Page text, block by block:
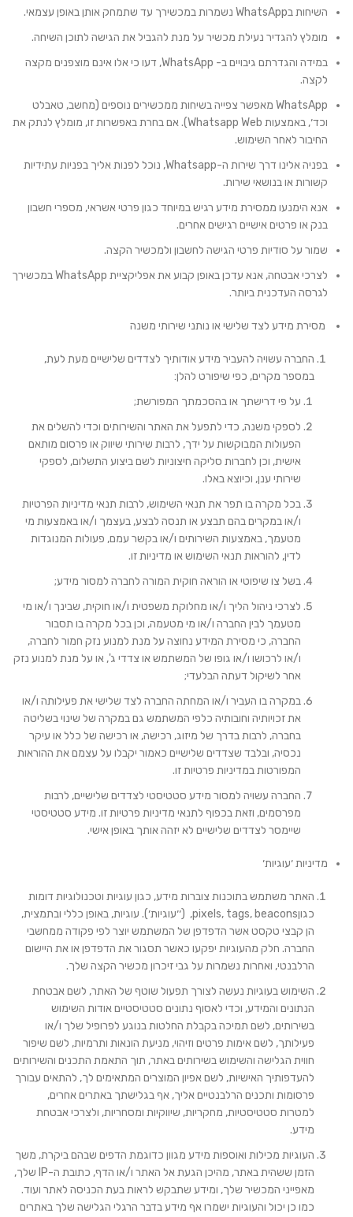
השיחות בWhatsApp נשמרות במכשירך עד שתמחק אותן באופן עצמאי.
מומלץ להגדיר נעילת מכשיר על מנת להגביל את הגישה לתוכן השיחה.
במידה והגדרתם גיבויים ב- WhatsApp, דעו כי אלו אינם מוצפנים מקצה
לקצה.
WhatsApp מאפשר צפייה בשיחות ממכשירים נוספים (מחשב, טאבלט
וכד׳, באמצעות Whatsapp Web). אם בחרת באפשרות זו, מומלץ לנתק את
החיבור לאחר השימוש.
בפניה אלינו דרך שירות ה-Whatsapp, נוכל לפנות אליך בפניות עתידיות
קשורות או בנושאי שירות.
אנא הימנעו ממסירת מידע רגיש במיוחד כגון פרטי אשראי, מספרי חשבון
בנק או פרטים אישיים רגישים אחרים.
שמור על סודיות פרטי הגישה לחשבון ולמכשיר הקצה.
לצרכי אבטחה, אנא עדכן באופן קבוע את אפליקציית WhatsApp במכשירך
לגרסה העדכנית ביותר.
מסירת מידע לצד שלישי או נותני שירותי משנה
החברה עשויה להעביר מידע אודותיך לצדדים שלישיים מעת לעת,
במספר מקרים, כפי שיפורט להלן:
על פי דרישתך או בהסכמתך המפורשת;
לספקי משנה, כדי לתפעל את האתר והשירותים וכדי להשלים את
הפעולות המבוקשות על ידך, לרבות שירותי שיווק או פרסום מותאם
אישית, וכן לחברות סליקה חיצוניות לשם ביצוע התשלום, לספקי
שירותי ענן, וכיוצא באלו.
בכל מקרה בו תפר את תנאי השימוש, לרבות תנאי מדיניות הפרטיות
ו/או במקרים בהם תבצע או תנסה לבצע, בעצמך ו/או באמצעות מי
מטעמך, באמצעות השירותים ו/או בקשר עמם, פעולות המנוגדות
לדין, להוראות תנאי השימוש או מדיניות זו.
בשל צו שיפוטי או הוראה חוקית המורה לחברה למסור מידע;
לצרכי ניהול הליך ו/או מחלוקת משפטית ו/או חוקית, שבינך ו/או מי
מטעמך לבין החברה ו/או מי מטעמה, וכן בכל מקרה בו תסבור
החברה, כי מסירת המידע נחוצה על מנת למנוע נזק חמור לחברה,
ו/או לרכושו ו/או גופו של המשתמש או צדדי ג', או על מנת למנוע נזק
אחר לשיקול דעתה הבלעדי;
במקרה בו העביר ו/או המחתה החברה לצד שלישי את פעילותה ו/או
את זכויותיה וחובותיה כלפי המשתמש גם במקרה של שינוי בשליטה
בחברה, לרבות בדרך של מיזוג, רכישה, או רכישה של כלל או עיקר
נכסיה, ובלבד שצדדים שלישיים כאמור יקבלו על עצמם את ההוראות
המפורטות במדיניות פרטיות זו.
החברה עשויה למסור מידע סטטיסטי לצדדים שלישיים, לרבות
מפרסמים, וזאת בכפוף לתנאי מדיניות פרטיות זו. מידע סטטיסטי
שיימסר לצדדים שלישיים לא יזהה אותך באופן אישי.
מדיניות ׳עוגיות׳
האתר משתמש בתוכנות צוברות מידע, כגון עוגיות וטכנולוגיות דומות
כגוןpixels, tags, beacons, (׳׳
עוגיות׳). עוגיות, באופן כללי ובתמצית,
הן קבצי טקסט אשר הדפדפן של המשתמש יוצר לפי פקודה ממחשבי
החברה. חלק מהעוגיות יפקעו כאשר תסגור את הדפדפן או את היישום
הרלבנטי, ואחרות נשמרות על גבי זיכרון מכשיר הקצה שלך.
השימוש בעוגיות נעשה לצורך תפעול שוטף של האתר, לשם אבטחת
הנתונים והמידע, וכדי לאסוף נתונים סטטיסטיים אודות השימוש
בשירותים, לשם תמיכה בקבלת החלטות בנוגע לפרופיל שלך ו/או
פעילותך, לשם אימות פרטים וזיהוי, מניעת הונאות ותרמיות, לשם שיפור
חווית הגלישה והשימוש בשירותים באתר, תוך התאמת התכנים והשירותים
להעדפותיך האישיות, לשם אפיון המוצרים המתאימים לך, להתאים עבורך
פרסומות ותכנים הרלבנטיים אליך, אף בגלישתך באתרים אחרים,
למטרות סטטיסטיות, מחקריות, שיווקיות ומסחריות, ולצרכי אבטחת
מידע.
העוגיות מכילות ואוספות מידע מגוון כדוגמת הדפים שבהם ביקרת, משך
הזמן ששהית באתר, מהיכן הגעת אל האתר ו/או הדף, כתובת ה-IP שלך,
מאפייני המכשיר שלך, ומידע שתבקש לראות בעת הכניסה לאתר ועוד.
כמו כן יכול והעוגיות ישמרו אף מידע בדבר הרגלי הגלישה שלך באתרים